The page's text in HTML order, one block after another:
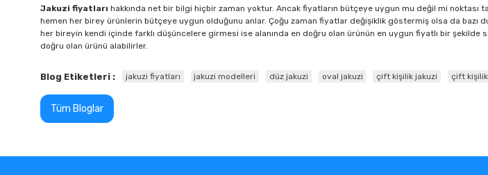
Jakuzi fiyatları hakkında net bir bilgi hiçbir zaman yoktur. Ancak fiyatların bütçeye uygun mu değil mi noktası
hemen her birey ürünlerin bütçeye uygun olduğunu anlar. Çoğu zaman fiyatlar değişiklik göstermiş olsa da
her bireyin kendi içinde farklı düşüncelere girmesi ise alanında en doğru olan ürünün en uygun fiyatlı bir şekilde
doğru olan ürünü alabilirler.
Blog Etiketleri : jakuzi fiyatları jakuzi modelleri düz jakuzi oval jakuzi çift kişilik jakuzi çift
Tüm Bloglar